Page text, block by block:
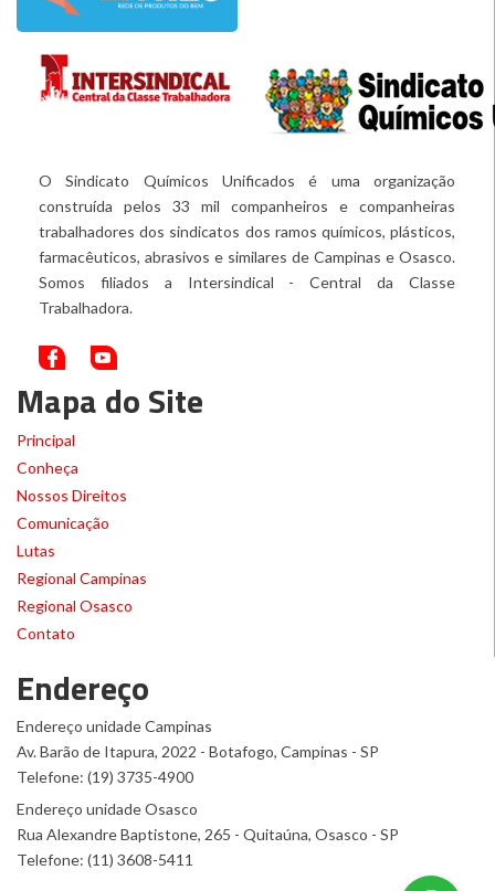
O Sindicato Químicos Unificados é uma organização
construída pelos 33 mil companheiros e companheiras
trabalhadores dos sindicatos dos ramos químicos, plásticos,
farmacêuticos, abrasivos e similares de Campinas e Osasco.
Somos filiados a Intersindical - Central da Classe
Trabalhadora.
Mapa do Site
Principal
Conheça
Nossos Direitos
Comunicação
Lutas
Regional Campinas
Regional Osasco
Contato
Endereço
Endereço unidade Campinas
Av. Barão de Itapura, 2022 - Botafogo, Campinas - SP
Telefone: (19) 3735-4900
Endereço unidade Osasco
Rua Alexandre Baptistone, 265 - Quitaúna, Osasco - SP
Telefone: (11) 3608-5411